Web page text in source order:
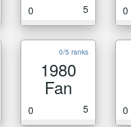
0 5 0
0/5 ranks
1980
Fan
0 5 0